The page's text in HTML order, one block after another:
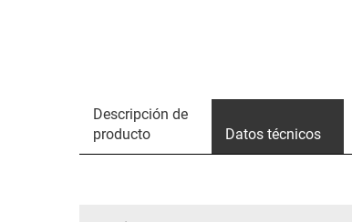
Descripción de
producto
Datos técnicos